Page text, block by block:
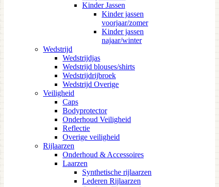
Kinder Jassen
Kinder jassen
voorjaar/zomer
Kinder jassen
najaar/winter
Wedstrijd
Wedstrijdjas
Wedstrijd blouses/shirts
Wedstrijdrijbroek
Wedstrijd Overige
Veiligheid
Caps
Bodyprotector
Onderhoud Veiligheid
Reflectie
Overige veiligheid
Rijlaarzen
Onderhoud & Accessoires
Laarzen
Synthetische rijlaarzen
Lederen Rijlaarzen